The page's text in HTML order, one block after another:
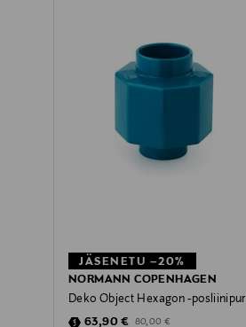
JÄSENETU –20%
NORMANN COPENHAGEN
Deko Object Hexagon -
Discounted Price
63,90 € Original Price
80,00 €